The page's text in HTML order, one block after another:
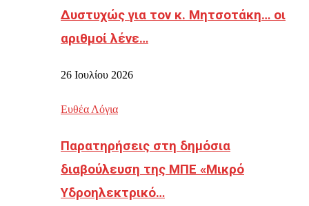
Δυστυχώς για τον κ. Μητσοτάκη… οι
αριθμοί λένε…
26 Ιουλίου 2026
Ευθέα Λόγια
Παρατηρήσεις στη δημόσια
διαβούλευση της ΜΠΕ «Μικρό
Υδροηλεκτρικό…